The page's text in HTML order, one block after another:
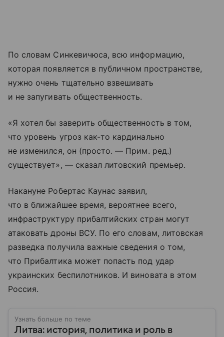
По словам Синкевичюса, всю информацию,
которая появляется в публичном пространстве,
нужно очень тщательно взвешивать
и не запугивать общественность.
«Я хотел бы заверить общественность в том,
что уровень угроз как-то кардинально
не изменился, он (просто. — Прим. ред.)
существует», — сказал литовский премьер.
Накануне Робертас Каунас заявил,
что в ближайшее время, вероятнее всего,
инфраструктуру прибалтийских стран могут
атаковать дроны ВСУ. По его словам, литовская
разведка получила важные сведения о том,
что Прибалтика может попасть под удар
украинских беспилотников. И виновата в этом
Россия.
Узнать больше по теме
Литва: история, политика и роль в